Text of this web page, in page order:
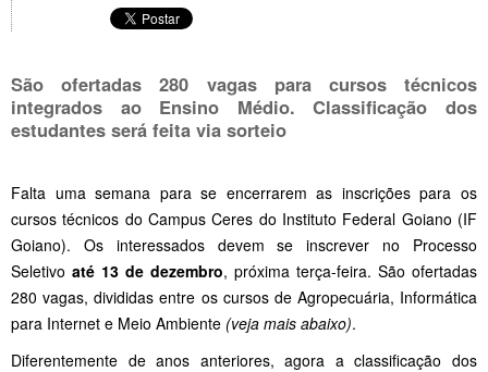
São ofertadas 280 vagas para cursos técnicos
integrados ao Ensino Médio. Classificação dos
estudantes será feita via sorteio
Falta uma semana para se encerrarem as inscrições para os
cursos técnicos do Campus Ceres do Instituto Federal Goiano (IF
Goiano). Os interessados devem se inscrever no Processo
Seletivo até 13 de dezembro, próxima terça-feira. São ofertadas
280 vagas, divididas entre os cursos de Agropecuária, Informática
para Internet e Meio Ambiente (veja mais abaixo).
Diferentemente de anos anteriores, agora a classificação dos